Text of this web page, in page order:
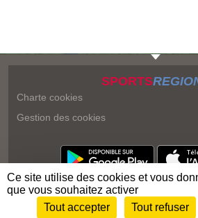
SPORTS
Charte cookies
Gestion des cookies
Envie de participer ?
Ce site utilise des cookies et vous
que vous souhaitez activer
Tout accepter
Tout refuser